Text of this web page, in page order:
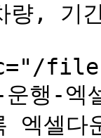
, 기
files/
행-
엑셀